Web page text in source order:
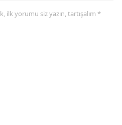
ilk yorumu siz yazın, tartışalım *